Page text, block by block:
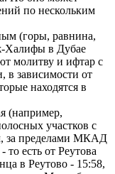
по нескольким
(горы, равнина,
Халифы в Дубае
молитву и ифтар с
в зависимости от
находятся в
(например,
участков с
за пределами МКАД
есть от Реутова
в Реутово - 15:58,